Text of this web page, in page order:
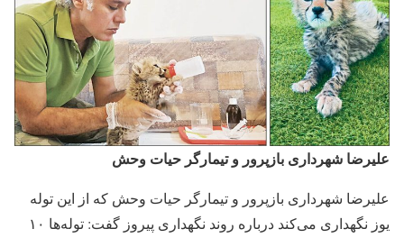
علیرضا شهرداری بازپرور و تیمارگر حیات وحش
علیرضا شهرداری بازپرور و تیمارگر حیات وحش که از این توله
یوز نگهداری می‌‌کند درباره روند نگهداری پیروز گفت: توله‌ها ۱۰